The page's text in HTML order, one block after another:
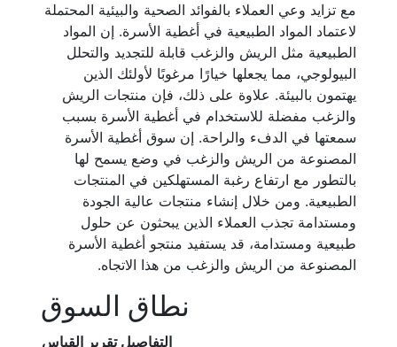
مع تزايد وعي العملاء بالفوائد الصحية والبيئية المحتملة
لاعتماد المواد الطبيعية في أغطية الأسرة. إن المواد
الطبيعية مثل الريش والزغب قابلة للتجديد والتحلل
البيولوجي، مما يجعلها خيارًا مرغوبًا لأولئك الذين
يهتمون بالبيئة. علاوة على ذلك، فإن منتجات الريش
والزغب مفضلة للاستخدام في أغطية الأسرة بسبب
سمعتها في الدفء والراحة. إن سوق أغطية الأسرة
المصنوعة من الريش والزغب في وضع يسمح لها
بالتطور مع ارتفاع رغبة المستهلكين في المنتجات
الطبيعية. ومن خلال إنشاء منتجات عالية الجودة
ومستدامة تجذب العملاء الذين يبحثون عن حلول
طبيعية ومستدامة، قد يستفيد منتجو أغطية الأسرة
المصنوعة من الريش والزغب من هذا الاتجاه.
نطاق السوق
تقرير القياس التفاصيل